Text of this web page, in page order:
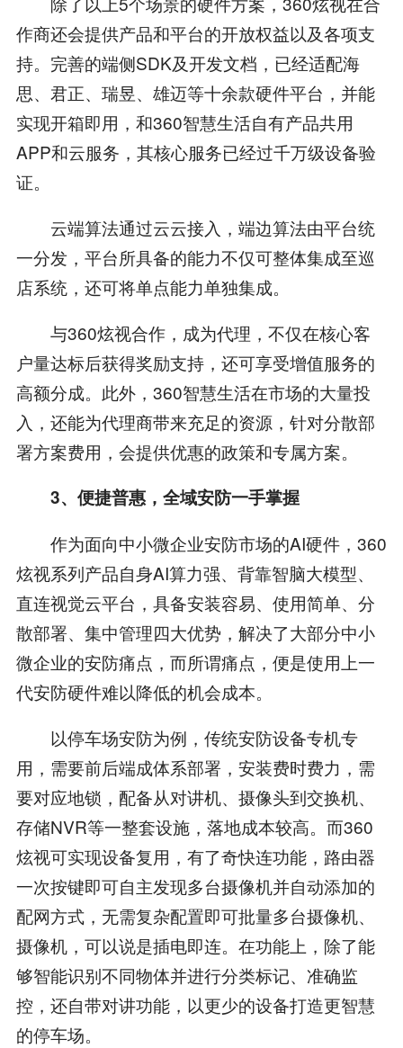
作商还会提供产品和平台的开放权益以及各项支
持。完善的端侧SDK及开发文档，已经适配海
思、君正、瑞昱、雄迈等十余款硬件平台，并能
实现开箱即用，和360智慧生活自有产品共用
APP和云服务，其核心服务已经过千万级设备验
证。
云端算法通过云云接入，端边算法由平台统
一分发，平台所具备的能力不仅可整体集成至巡
店系统，还可将单点能力单独集成。
与360炫视合作，成为代理，不仅在核心客
户量达标后获得奖励支持，还可享受增值服务的
高额分成。此外，360智慧生活在市场的大量投
入，还能为代理商带来充足的资源，针对分散部
署方案费用，会提供优惠的政策和专属方案。
3、便捷普惠， 全域安防一手掌握
作为面向中小微企业安防市场的AI硬件，360
炫视系列产品自身AI算力强、背靠智脑大模型、
直连视觉云平台，具备安装容易、使用简单、分
散部署、集中管理四大优势，解决了大部分中小
微企业的安防痛点，而所谓痛点，便是使用上一
代安防硬件难以降低的机会成本。
以停车场安防为例，传统安防设备专机专
用，需要前后端成体系部署，安装费时费力，需
要对应地锁，配备从对讲机、摄像头到交换机、
存储NVR等一整套设施，落地成本较高。而360
炫视可实现设备复用，有了奇快连功能，路由器
一次按键即可自主发现多台摄像机并自动添加的
配网方式，无需复杂配置即可批量多台摄像机、
摄像机，可以说是插电即连。在功能上，除了能
够智能识别不同物体并进行分类标记、准确监
控，还自带对讲功能，以更少的设备打造更智慧
的停车场。